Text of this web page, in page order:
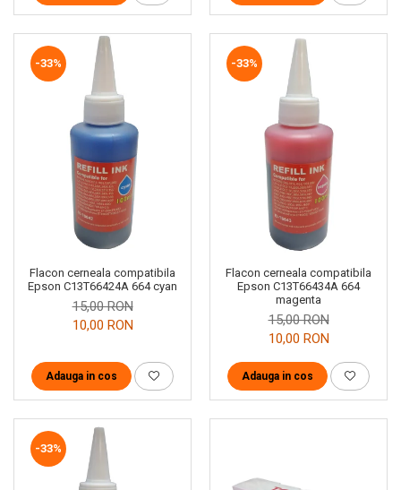
-33%
Flacon cerneala compatibila
Epson C13T66424A 664 cyan
15,00 RON
10,00 RON
Adauga in cos
-33%
Flacon cerneala compatibila
Epson C13T66434A 664
magenta
15,00 RON
10,00 RON
Adauga in cos
-33%